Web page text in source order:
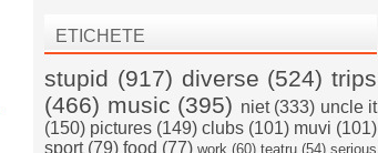
ETICHETE
stupid (917) diverse (524) trips
(466) music (395) niet (333) uncle it
(150) pictures (149) clubs (101) muvi (101)
sport (79) food (77) work (60) teatru (54) serious